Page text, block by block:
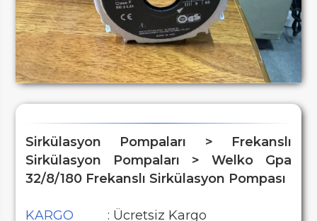
Sirkülasyon Pompaları > Frekanslı
Sirkülasyon Pompaları > Welko Gpa
32/8/180 Frekanslı Sirkülasyon Pompası
KARGO
: Ücretsiz Kargo